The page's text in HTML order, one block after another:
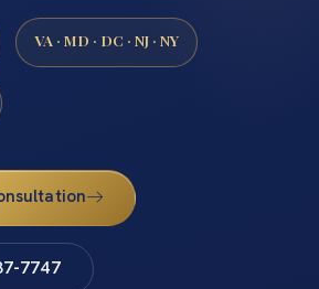
VA · MD · DC · NJ · NY
7747